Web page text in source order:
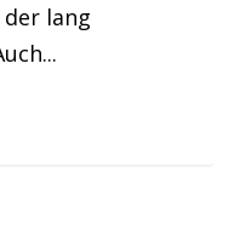
lang